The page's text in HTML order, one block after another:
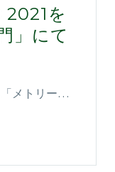
を
」にて
「メトリー…